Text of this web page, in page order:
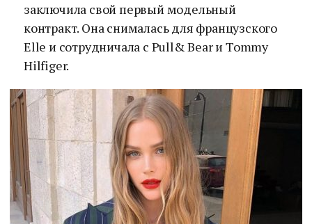
заключила свой первый модельный
контракт. Она снималась для французского
Elle и сотрудничала с Pull& Bear и Tommy
Hilfiger.